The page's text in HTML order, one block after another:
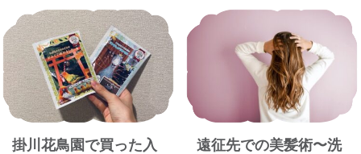
掛川花鳥園で買った入
遠征先での美髪術〜洗